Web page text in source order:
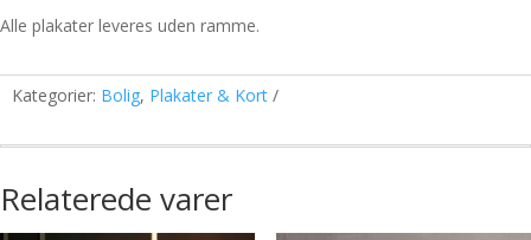
Alle plakater leveres uden ramme.
Kategorier: Bolig, Plakater & Kort
Relaterede varer